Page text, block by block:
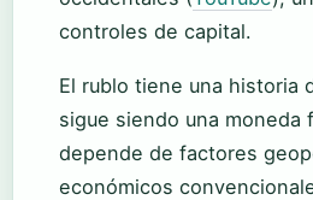
controles de capital.
El rublo tiene una historia
sigue siendo una
depende de factores
económicos